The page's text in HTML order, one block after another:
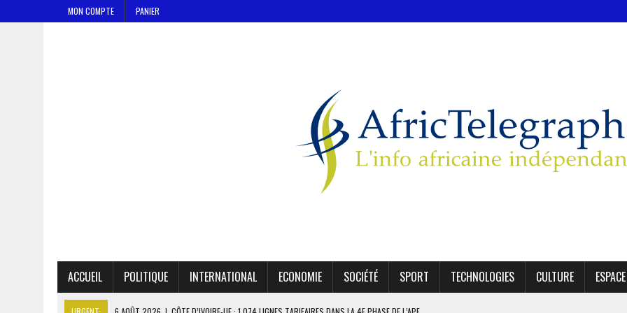
MON COMPTE PANIER
ACCUEIL POLITIQUE INTERNATIONAL ECONOMIE SOCIÉTÉ SPORT TECHNOLOGIES CULTURE